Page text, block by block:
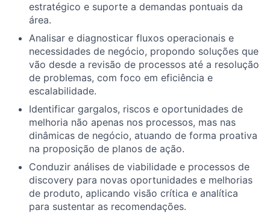
estratégico e suporte a demandas pontuais da
área.
Analisar e diagnosticar fluxos operacionais e
necessidades de negócio, propondo soluções que
vão desde a revisão de processos até a resolução
de problemas, com foco em eficiência e
escalabilidade.
Identificar gargalos, riscos e oportunidades de
melhoria não apenas nos processos, mas nas
dinâmicas de negócio, atuando de forma proativa
na proposição de planos de ação.
Conduzir análises de viabilidade e processos de
discovery para novas oportunidades e melhorias
de produto, aplicando visão crítica e analítica
para sustentar as recomendações.